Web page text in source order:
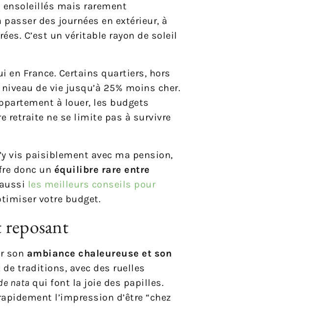
mais rarement
des journées en extérieur, à
C’est un véritable rayon de soleil
en France. Certains quartiers, hors
de vie jusqu’à 25% moins cher.
à louer, les budgets
retraite ne se limite pas à survivre
vis paisiblement avec ma pension,
donc un équilibre rare entre
les meilleurs conseils pour
votre budget.
reposant
son ambiance chaleureuse et son
traditions, avec des ruelles
nata qui font la joie des papilles.
l’impression d’être “chez